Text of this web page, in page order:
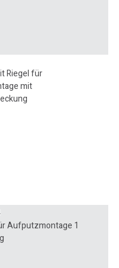
Riegel für
mit
Aufputzmontage 1